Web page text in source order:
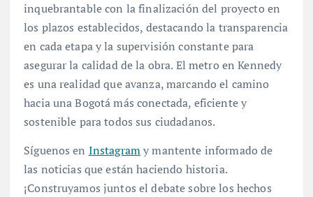
inquebrantable con la finalización del proyecto en
los plazos establecidos, destacando la transparencia
en cada etapa y la supervisión constante para
asegurar la calidad de la obra. El metro en Kennedy
es una realidad que avanza, marcando el camino
hacia una Bogotá más conectada, eficiente y
sostenible para todos sus ciudadanos.
Síguenos en Instagramy mantente informado de
las noticias que están haciendo historia.
¡Construyamos juntos el debate sobre los hechos